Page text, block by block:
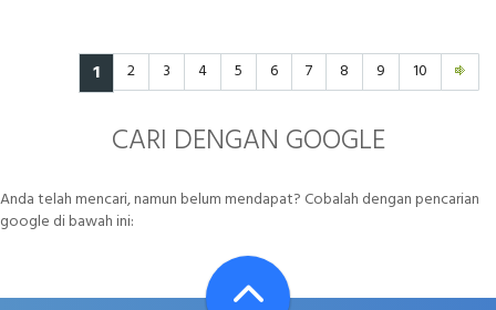
1 2 3 4 5 6 7 8 9 10
CARI DENGAN GOOGLE
Anda telah mencari, namun belum mendapat? Cobalah dengan pencarian
google di bawah ini: